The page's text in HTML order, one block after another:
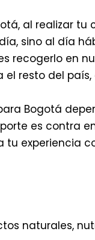
al realizar tu
sino al día
recogerlo en
el resto del
Bogotá
es contra
tu experiencia
naturales,